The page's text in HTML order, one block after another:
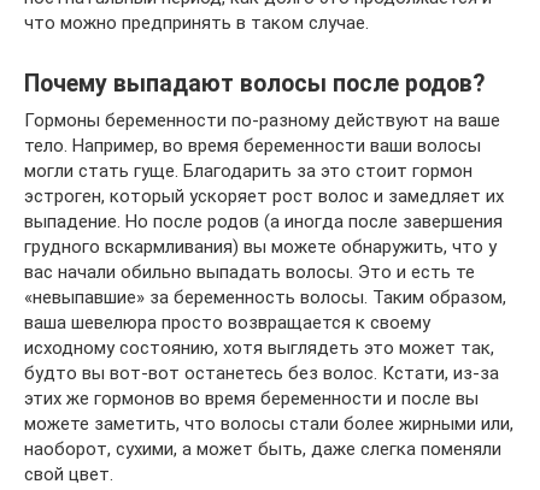
что можно предпринять в таком случае.
Почему выпадают волосы после родов?
Гормоны беременности по-разному действуют на ваше
тело. Например, во время беременности ваши волосы
могли стать гуще. Благодарить за это стоит гормон
эстроген, который ускоряет рост волос и замедляет их
выпадение. Но после родов (а иногда после завершения
грудного вскармливания) вы можете обнаружить, что у
вас начали обильно выпадать волосы. Это и есть те
«невыпавшие» за беременность волосы. Таким образом,
ваша шевелюра просто возвращается к своему
исходному состоянию, хотя выглядеть это может так,
будто вы вот-вот останетесь без волос. Кстати, из-за
этих же гормонов во время беременности и после вы
можете заметить, что волосы стали более жирными или,
наоборот, сухими, а может быть, даже слегка поменяли
свой цвет.